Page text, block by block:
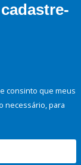
consinto que meus
necessário, para